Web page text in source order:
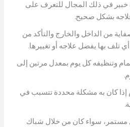
في ذلك المجال للتعرف على
بشكل صحيح.
من الداخل والخارج والتأكد من
تلف بها يفضل علاجه أو تغييرها.
وتنظيفه كل يوم بمعدل مرتين إلى
إذا كان به مشكلة محددة تتسبب في
مستمر، سواء كان من خلال شباك